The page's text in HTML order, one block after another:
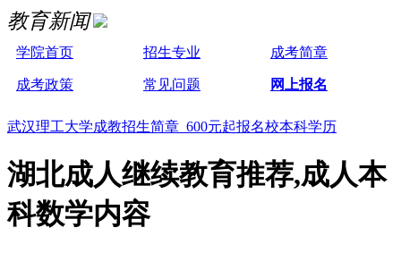
教育新闻
学院首页 招生专业 成考简章
成考政策 常见问题 网上报名
武汉理工大学成教招生简章 600元起报名校本科学历
湖北成人继续教育推荐,成人本
科数学内容